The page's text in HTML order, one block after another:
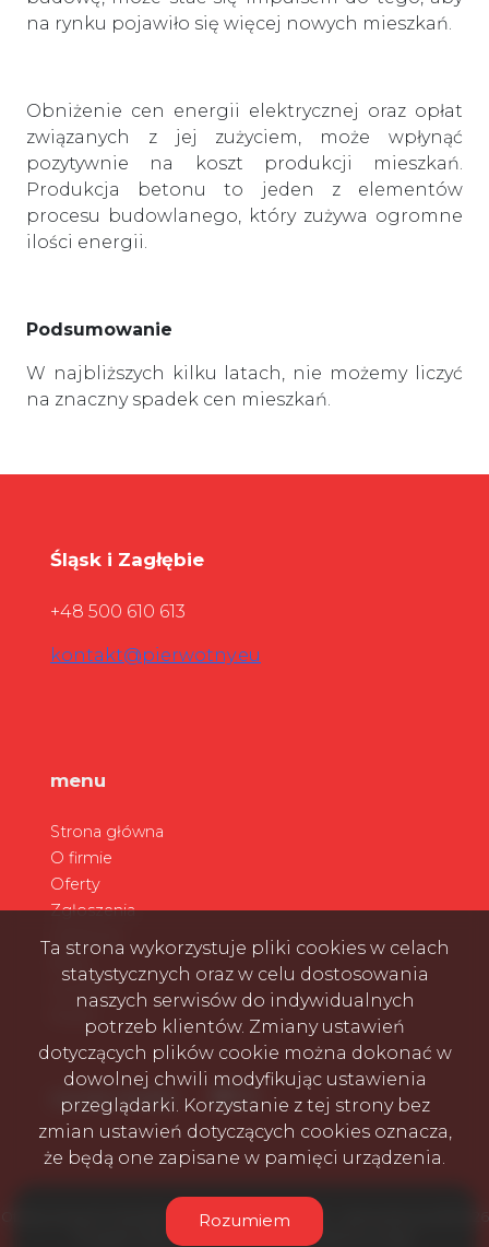
na rynku pojawiło się więcej nowych mieszkań.
Obniżenie cen energii elektrycznej oraz opłat
związanych z jej zużyciem, może wpłynąć
pozytywnie na koszt produkcji mieszkań.
Produkcja betonu to jeden z elementów
procesu budowlanego, który zużywa ogromne
ilości energii.
Podsumowanie
W najbliższych kilku latach, nie możemy liczyć
na znaczny spadek cen mieszkań.
Śląsk i Zagłębie
+48 500 610 613
kontakt@pierwotny.eu
menu
Strona główna
O firmie
Oferty
Zgłoszenia
Kontakt
social media Facebook
Facebook
Facebook
Oferty nowych mieszkań i domów na sprzedaż - pierwotny.eu © 2026
Program dla biur nieruchomości
Galactica Virgo
Ta strona wykorzystuje pliki cookies w celach
statystycznych oraz w celu dostosowania
naszych serwisów do indywidualnych
potrzeb klientów. Zmiany ustawień
dotyczących plików cookie można dokonać w
dowolnej chwili modyfikując ustawienia
przeglądarki. Korzystanie z tej strony bez
zmian ustawień dotyczących cookies oznacza,
że będą one zapisane w pamięci urządzenia.
Rozumiem